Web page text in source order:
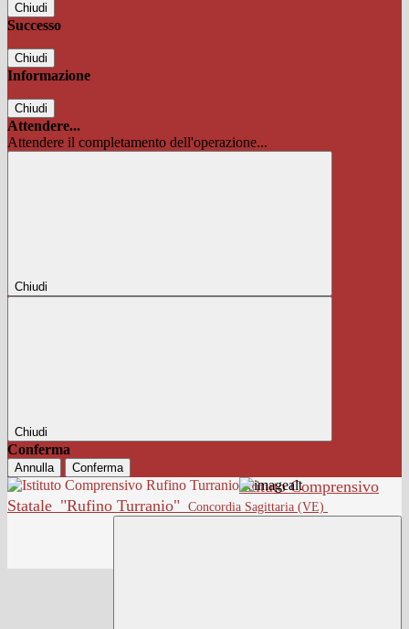
Chiudi
Successo
Chiudi
Informazione
Chiudi
Attendere...
Attendere il completamento dell'operazione...
Chiudi
Chiudi
Conferma
Annulla Conferma
Istituto Comprensivo
Statale "Rufino Turranio" Concordia Sagittaria (VE)